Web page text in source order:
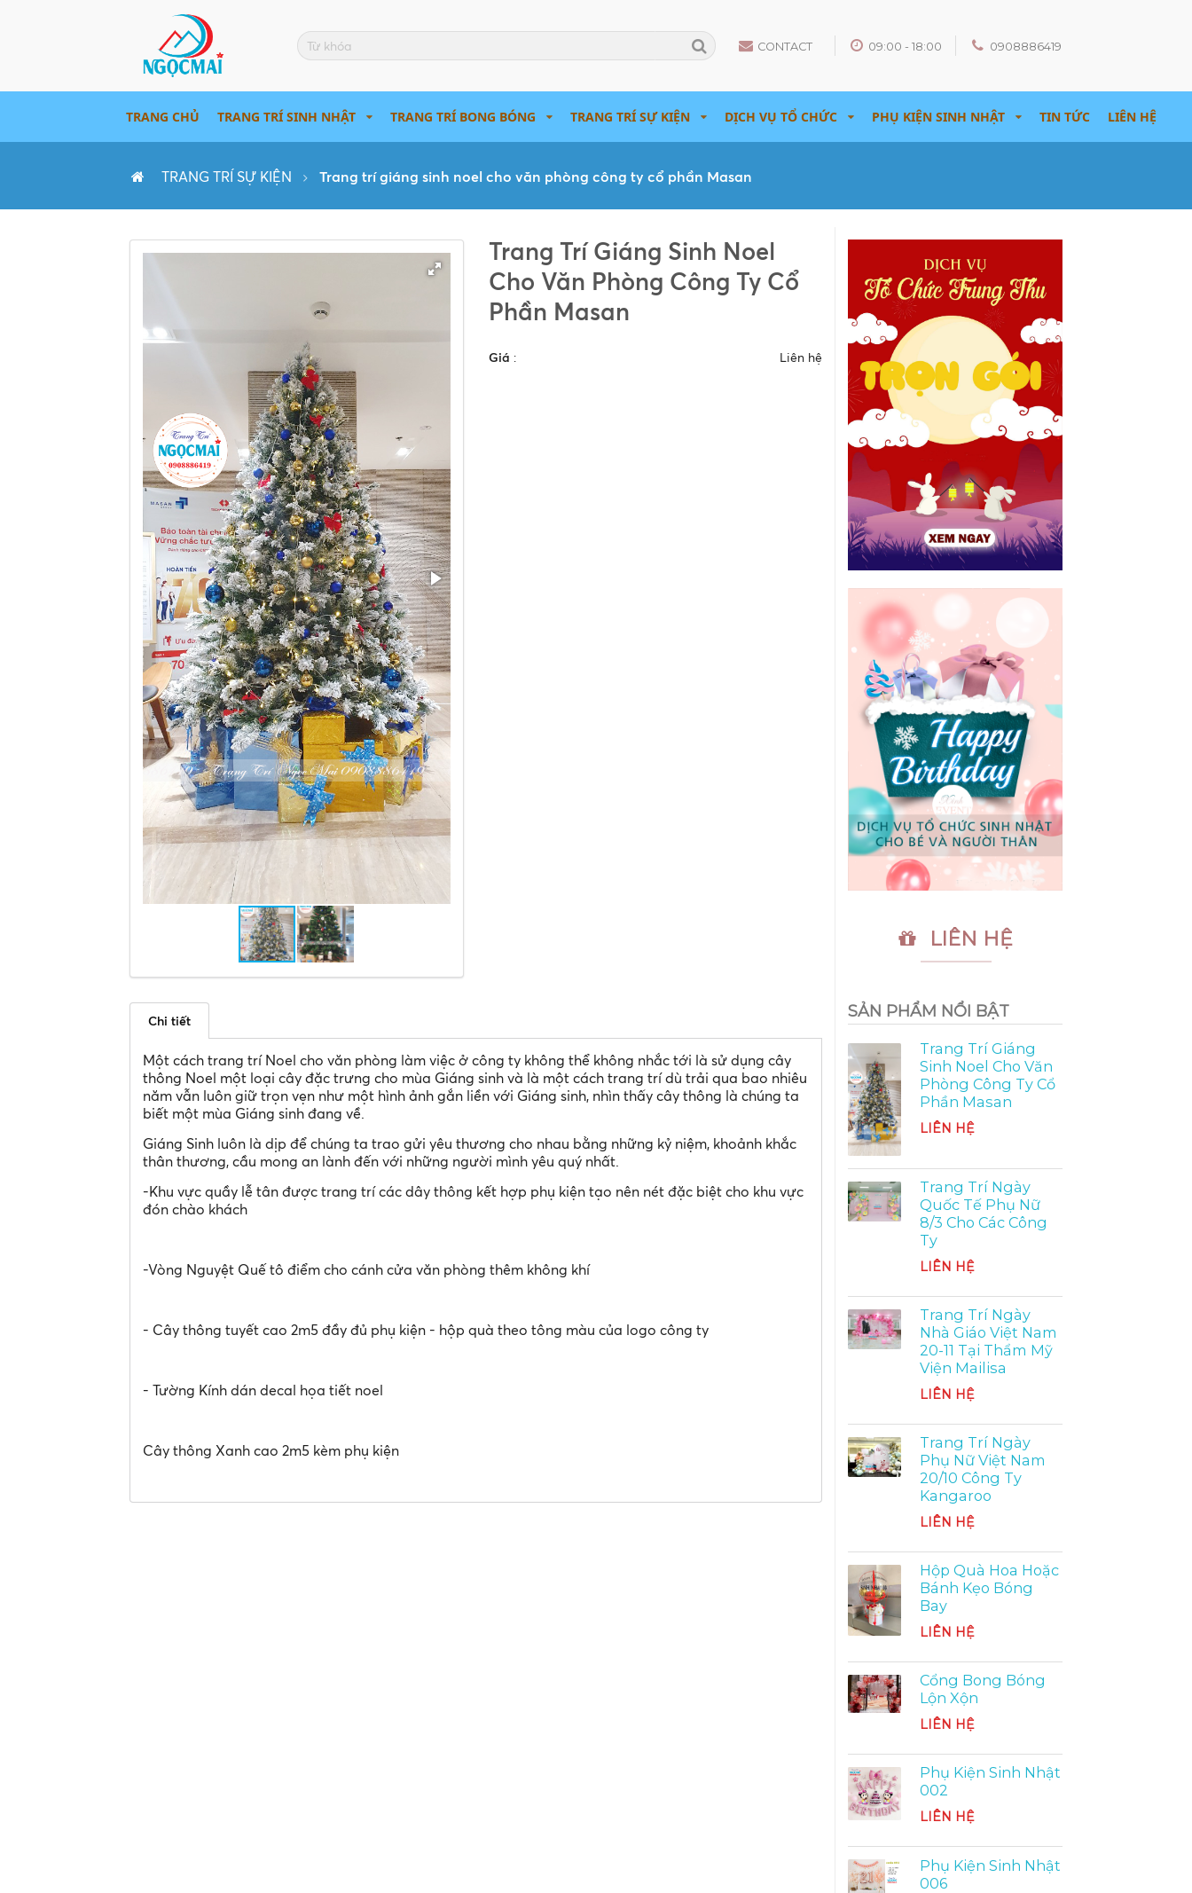
Tìm CONTACT 09:00 - 18:00 0908886419
TRANG CHỦ TRANG TRÍ SINH NHẬT TRANG TRÍ BONG BÓNG TRANG TRÍ SỰ KIỆN DỊCH VỤ TỔ CHỨC PHỤ KIỆN SINH NHẬT TIN TỨC LIÊN HỆ
TRANG TRÍ SỰ KIỆN Trang trí giáng sinh noel cho văn phòng công ty cổ phần Masan
Trang Trí Giáng Sinh Noel
Cho Văn Phòng Công Ty Cổ
Phần Masan
Giá : Liên hệ
Chi tiết
Một cách trang trí Noel cho văn phòng làm việc ở công ty không thể không nhắc tới là sử dụng cây
thông Noel một loại cây đặc trưng cho mùa Giáng sinh và là một cách trang trí dù trải qua bao nhiêu
năm vẫn luôn giữ trọn vẹn như một hình ảnh gắn liền với Giáng sinh, nhìn thấy cây thông là chúng ta
biết một mùa Giáng sinh đang về.
Giáng Sinh luôn là dịp để chúng ta trao gửi yêu thương cho nhau bằng những kỷ niệm, khoảnh khắc
thân thương, cầu mong an lành đến với những người mình yêu quý nhất.
-Khu vực quầy lễ tân được trang trí các dây thông kết hợp phụ kiện tạo nên nét đặc biệt cho khu vực
đón chào khách
-Vòng Nguyệt Quế tô điểm cho cánh cửa văn phòng thêm không khí
- Cây thông tuyết cao 2m5 đầy đủ phụ kiện - hộp quà theo tông màu của logo công ty
- Tường Kính dán decal họa tiết noel
Cây thông Xanh cao 2m5 kèm phụ kiện
LIÊN HỆ
SẢN PHẨM NỔI BẬT
Trang Trí Giáng
Sinh Noel Cho Văn
Phòng Công Ty Cổ
Phần Masan
LIÊN HỆ
Trang Trí Ngày
Quốc Tế Phụ Nữ
8/3 Cho Các Công
Ty
LIÊN HỆ
Trang Trí Ngày
Nhà Giáo Việt Nam
20-11 Tại Thẩm Mỹ
Viện Mailisa
LIÊN HỆ
Trang Trí Ngày
Phụ Nữ Việt Nam
20/10 Công Ty
Kangaroo
LIÊN HỆ
Hộp Quà Hoa Hoặc
Bánh Kẹo Bóng
Bay
LIÊN HỆ
Cổng Bong Bóng
Lộn Xộn
LIÊN HỆ
Phụ Kiện Sinh Nhật
002
LIÊN HỆ
Phụ Kiện Sinh Nhật
006